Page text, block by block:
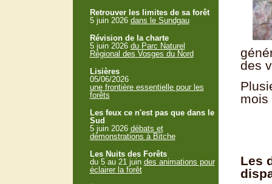
des
mois
Les
Retrouver les limites de sa forêt
5 juin 2026 dans le Sundgau
Révision de la charte
5 juin 2026 du Parc Naturel
Régional des Vosges du Nord
Lisières
05/06/2026
une frontière essentielle pour les
forêts
Les feux ce n'est pas que dans le
Sud
5 juin 2026 débats et
démonstrations à Bitche
Les Nuits des Forêts
du 5 au 21 juin des animations pour
éclairer la forêt